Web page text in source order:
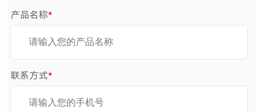
产品名称*
联系方式*